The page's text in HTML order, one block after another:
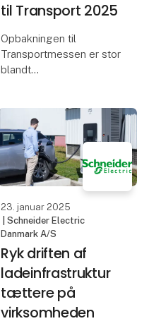
til Transport 2025
Opbakningen til
Transportmessen er stor
blandt
frem til årets udgave af
Skandinaviens førende
transportmesse.
Transport 2025 finder
sted i MCH Messecente
23. januar 2025
| Schneider Electric
Danmark A/S
Ryk driften af
ladeinfrastruktur
tættere på
virksomheden